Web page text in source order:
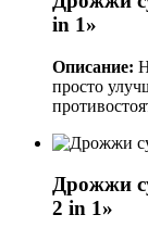
in 1»
Описание:
просто
Дрожжи
2 in 1»